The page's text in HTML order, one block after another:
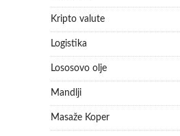
Kripto valute
Logistika
Lososovo olje
Mandlji
Masaže Koper